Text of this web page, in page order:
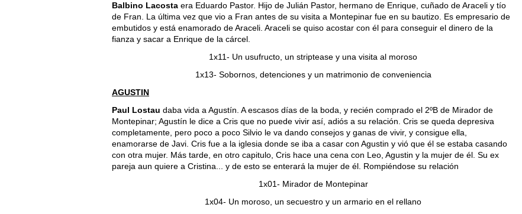
Balbino Lacosta era Eduardo Pastor. Hijo de Julián Pastor, hermano de Enrique, cuñado de Araceli y tío
de Fran. La última vez que vio a Fran antes de su visita a Montepinar fue en su bautizo. Es empresario de
embutidos y está enamorado de Araceli. Araceli se quiso acostar con él para conseguir el dinero de la
fianza y sacar a Enrique de la cárcel.
1x11- Un usufructo, un striptease y una visita al moroso
1x13- Sobornos, detenciones y un matrimonio de conveniencia
AGUSTIN
Paul Lostau daba vida a Agustín. A escasos días de la boda, y recién comprado el 2ºB de Mirador de
Montepinar; Agustín le dice a Cris que no puede vivir así, adiós a su relación. Cris se queda depresiva
completamente, pero poco a poco Silvio le va dando consejos y ganas de vivir, y consigue ella,
enamorarse de Javi. Cris fue a la iglesia donde se iba a casar con Agustin y vió que él se estaba casando
con otra mujer. Más tarde, en otro capitulo, Cris hace una cena con Leo, Agustin y la mujer de él. Su ex
pareja aun quiere a Cristina... y de esto se enterará la mujer de él. Rompiéndose su relación
1x01- Mirador de Montepinar
1x04- Un moroso, un secuestro y un armario en el rellano